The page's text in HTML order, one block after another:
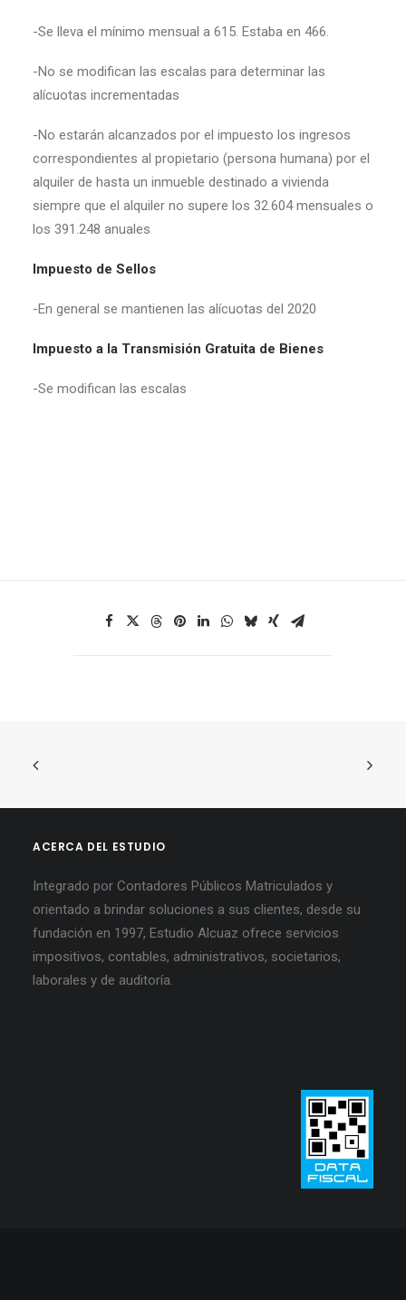
-Se lleva el mínimo mensual a 615. Estaba en 466.
-No se modifican las escalas para determinar las
alícuotas incrementadas
-No estarán alcanzados por el impuesto los ingresos
correspondientes al propietario (persona humana) por el
alquiler de hasta un inmueble destinado a vivienda
siempre que el alquiler no supere los 32.604 mensuales o
los 391.248 anuales
Impuesto de Sellos
-En general se mantienen las alícuotas del 2020
Impuesto a la Transmisión Gratuita de Bienes
-Se modifican las escalas
ACERCA DEL ESTUDIO
Integrado por Contadores Públicos Matriculados y
orientado a brindar soluciones a sus clientes, desde su
fundación en 1997, Estudio Alcuaz ofrece servicios
impositivos, contables, administrativos, societarios,
laborales y de auditoría.